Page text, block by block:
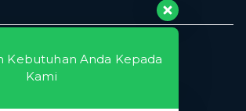
Kebutuhan Anda Kepada
Kami